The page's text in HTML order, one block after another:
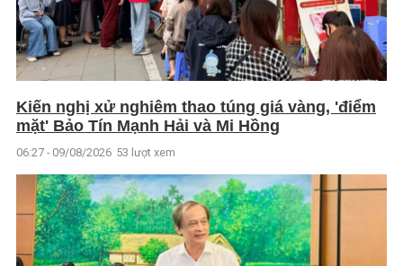
Kiến nghị xử nghiêm thao túng giá vàng, 'điểm
mặt' Bảo Tín Mạnh Hải và Mi Hồng
06:27 - 09/08/2026 53 lượt xem